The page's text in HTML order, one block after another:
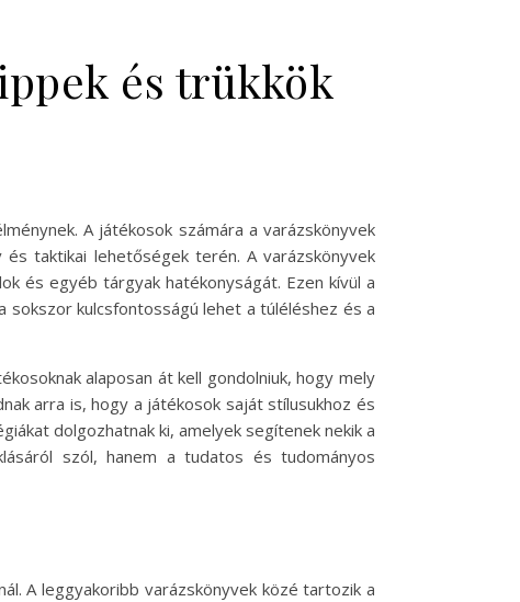
és trükkök
A játékosok számára a varázskönyvek
taktikai lehetőségek terén. A varázskönyvek
és egyéb tárgyak hatékonyságát. Ezen kívül a
sokszor kulcsfontosságú lehet a túléléshez és a
alaposan át kell gondolniuk, hogy mely
arra is, hogy a játékosok saját stílusukhoz és
dolgozhatnak ki, amelyek segítenek nekik a
szól, hanem a tudatos és tudományos
A leggyakoribb varázskönyvek közé tartozik a